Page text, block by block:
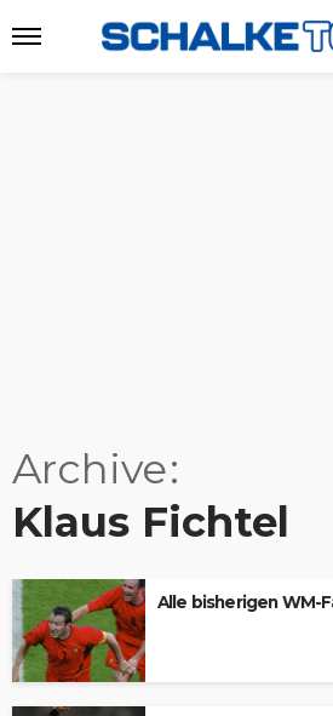
Archive
Klaus Fichtel
Alle bisherigen WM-